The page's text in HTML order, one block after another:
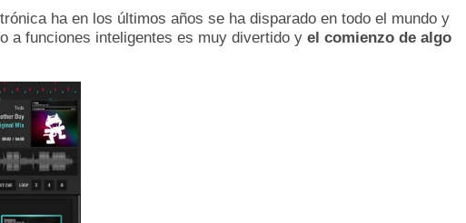
ha en los últimos años se ha disparado en todo el mundo y
a funciones inteligentes es muy divertido y el comienzo de algo